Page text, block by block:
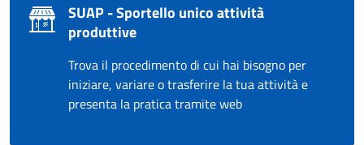
SUAP - Sportello unico attività
produttive
Trova il procedimento di cui hai bisogno per
iniziare, variare o trasferire la tua attività e
presenta la pratica tramite web